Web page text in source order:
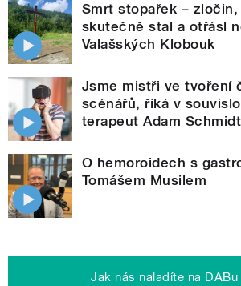
Smrt stopařek –
skutečně stal a otřásl
Valašských Klobouk
Jsme mistři ve tvoření
scénářů, říká v
terapeut Adam Schmidt
O hemoroidech s
Tomášem Musilem
Jak nás naladíte na DABu